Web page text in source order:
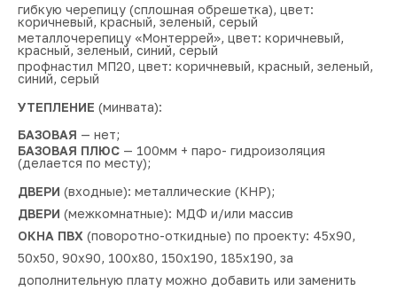
гибкую черепицу (сплошная обрешетка), цвет:
коричневый, красный, зеленый, серый
металлочерепицу «Монтеррей», цвет: коричневый,
красный, зеленый, синий, серый
профнастил МП20, цвет: коричневый, красный, зеленый,
синий, серый
УТЕПЛЕНИЕ (минвата):
БАЗОВАЯ — нет;
БАЗОВАЯ ПЛЮС — 100мм + паро- гидроизоляция
(делается по месту);
ДВЕРИ (входные): металлические (КНР);
ДВЕРИ (межкомнатные): МДФ и/или массив
ОКНА ПВХ (поворотно-откидные) по проекту: 45х90,
50х50, 90х90, 100х80, 150х190, 185х190, за
дополнительную плату можно добавить или заменить